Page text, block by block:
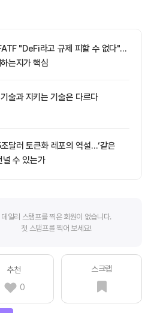
"DeFi라고 규제 피할 수 없다"…
는지가 핵심
술과 지키는 기술은 다르다
달러 토큰화 레포의 역설…‘같은
널 수 있는가
데일리 스탬프를 찍은 회원이 없습니다.
첫 스탬프를 찍어 보세요!
추천
0
스크랩